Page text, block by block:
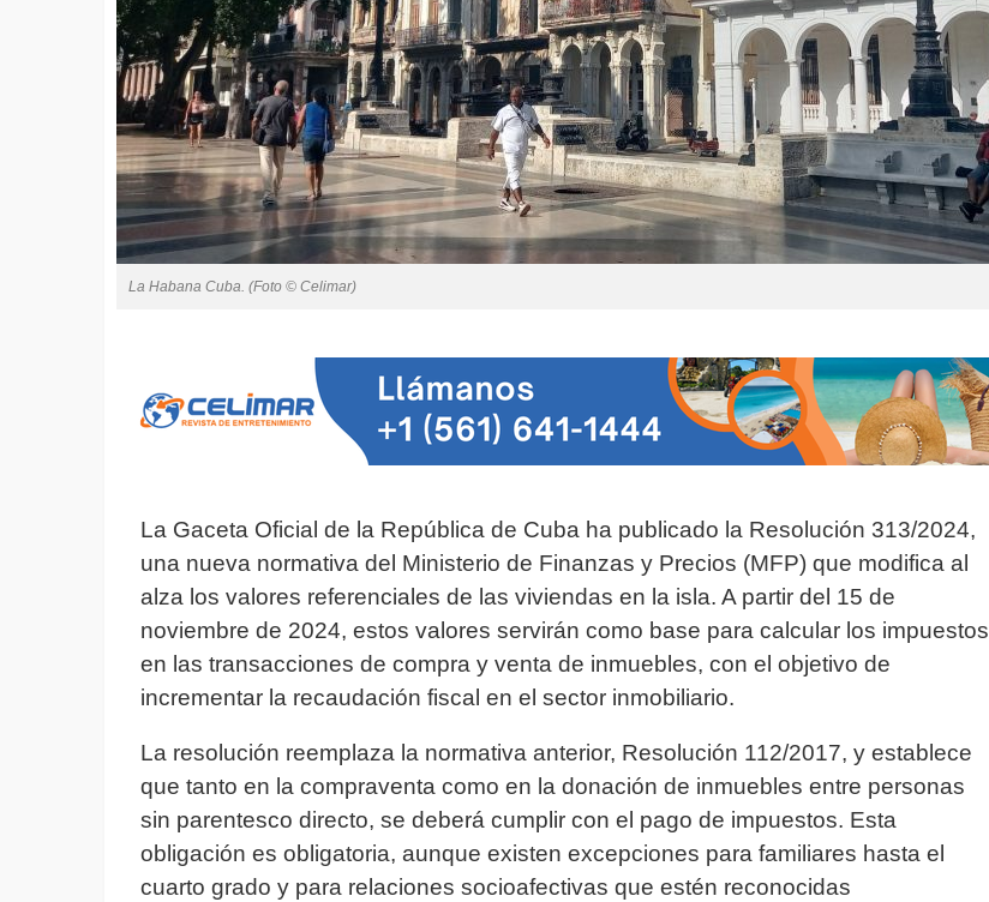
La Habana Cuba. (Foto © Celimar)
La Gaceta Oficial de la República de Cuba ha publicado la Resolución 313/2024,
una nueva normativa del Ministerio de Finanzas y Precios (MFP) que modifica al
alza los valores referenciales de las viviendas en la isla. A partir del 15 de
noviembre de 2024, estos valores servirán como base para calcular los impuestos
en las transacciones de compra y venta de inmuebles, con el objetivo de
incrementar la recaudación fiscal en el sector inmobiliario.
La resolución reemplaza la normativa anterior, Resolución 112/2017, y establece
que tanto en la compraventa como en la donación de inmuebles entre personas
sin parentesco directo, se deberá cumplir con el pago de impuestos. Esta
obligación es obligatoria, aunque existen excepciones para familiares hasta el
cuarto grado y para relaciones socioafectivas que estén reconocidas